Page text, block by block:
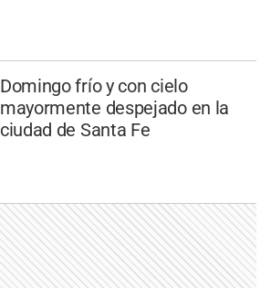
Domingo frío y con cielo
mayormente despejado en la
ciudad de Santa Fe